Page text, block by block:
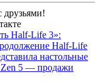
друзьями!
Half-Life 3»:
Half-Life
настольные
Zen 5 — продажи